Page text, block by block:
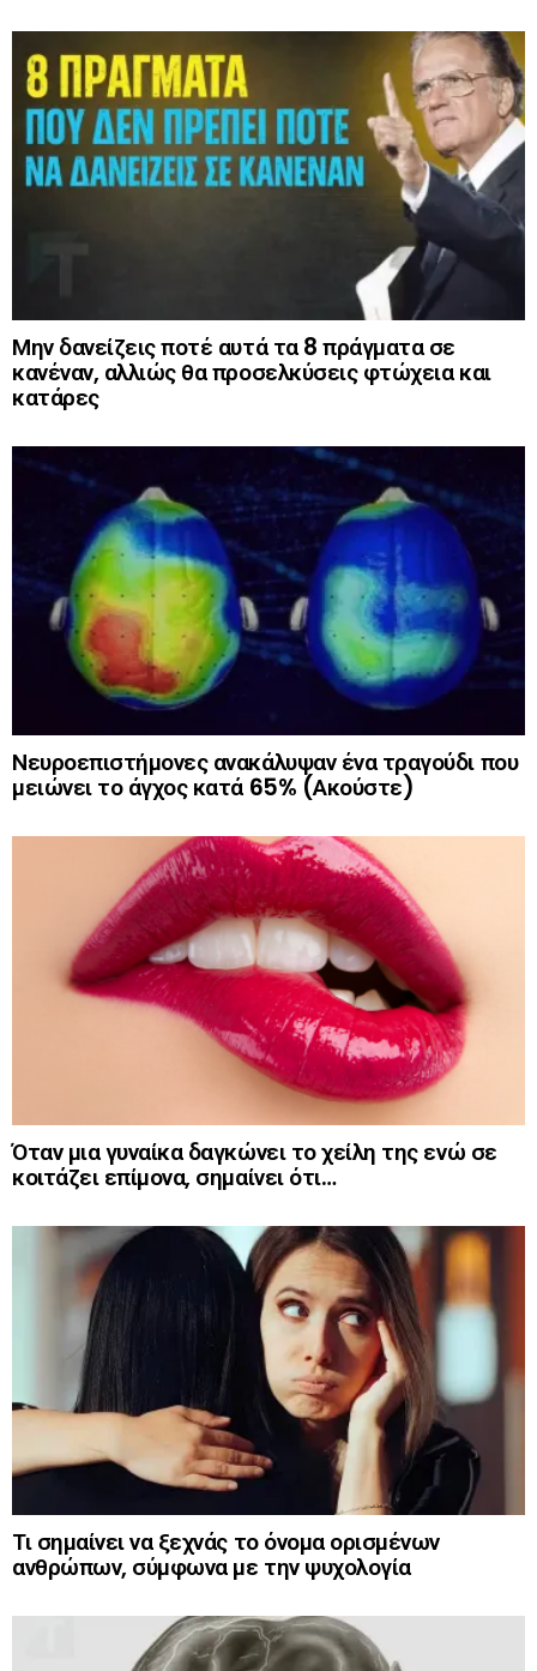
Μην δανείζεις ποτέ αυτά τα 8 πράγματα σε
κανέναν, αλλιώς θα προσελκύσεις φτώχεια και
κατάρες
Νευροεπιστήμονες ανακάλυψαν ένα τραγούδι που
μειώνει το άγχος κατά 65% (Ακούστε)
Όταν μια γυναίκα δαγκώνει το χείλη της ενώ σε
κοιτάζει επίμονα, σημαίνει ότι…
Τι σημαίνει να ξεχνάς το όνομα ορισμένων
ανθρώπων, σύμφωνα με την ψυχολογία